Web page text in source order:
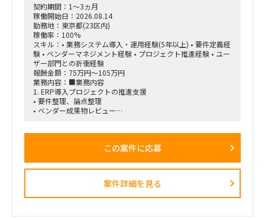
設計
・AIエージェントの設計・作り込み
・ネットワーク知識が浅いメンバーへの説明、教育・仕組み化
・プロジェクト推進、課題整理、改善提案
■求める人物像
・プロジェクトを主体的にリードできる方
・不足している論点や課題を自ら発見し、改善提案まで行える
方
・ネットワークと生成AIの双方に知見を持ち、両領域をつなげ
て設計できる方
・技術的な内容を、ネットワーク知識が浅いメンバーにも分か
・「なぜこの観点を確認する必要があるのか」という背景まで
・開始時期：2026年8月1日予定
・契約期間：初回2カ月予定
※初回はトライアル的な位置付け。以降、継続の可能性あり
・稼働率：80～100％
契約期間：1～3ヵ月
稼働開始日：2026.08.14
勤務地：東京都(23区内)
稼働率：100%
スキル：• 業務システム導入・運用経験(5年以上) • 要件定義経
験 • ベンダーマネジメント経験 • プロジェクト推進経験 • ユー
ザー部門との折衝経験
報酬金額：75万円～105万円
業務内容：■業務内容
1. ERP導入プロジェクトの推進支援
• 要件整理、論点整理
• ベンダー成果物レビュー
• 会議運営および議事録作成
2. 業務システム導入・刷新支援
• Salesforce/Kintone
• ヘルプデスクシステム
この案件に応募
案件詳細を見る